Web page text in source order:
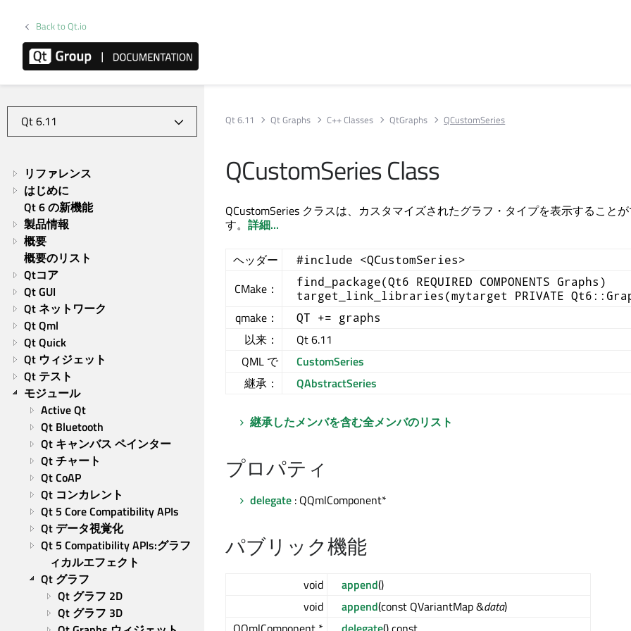
Back to Qt.io
リファレンス
はじめに
Qt 6 の新機能
製品情報
概要
概要のリスト
Qtコア
Qt GUI
Qt ネットワーク
Qt Qml
Qt Quick
Qt ウィジェット
Qt テスト
モジュール
Active Qt
Qt Bluetooth
Qt キャンバス ペインター
Qt チャート
Qt CoAP
Qt コンカレント
Qt 5 Core Compatibility APIs
Qt データ視覚化
Qt 5 Compatibility APIs:グラフ
ィカルエフェクト
Qt グラフ
Qt グラフ 2D
Qt グラフ 3D
Qt 6.11 Qt Graphs C++ Classes QtGraphs QCustomSeries
QCustomSeries Class
QCustomSeries クラスは、カスタマイズされたグラフ・タイプを表示すること
す。 詳細...
ヘッダー #include <QCustomSeries>
CMake：
find_package(Qt6 REQUIRED COMPONENTS Graphs)
target_link_libraries(mytarget PRIVATE
qmake： QT += graphs
以来：
Qt 6.11
QML で
CustomSeries
継承：
QAbstractSeries
継承したメンバを含む全メンバのリスト
プロパティ
delegate : QQmlComponent*
パブリック機能
void append()
void
append(const QVariantMap &data)